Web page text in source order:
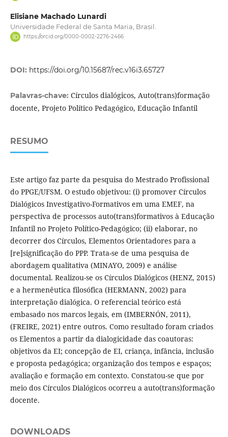
Elisiane Machado Lunardi
Universidade Federal de Santa Maria, Brasil.
https://orcid.org/0000-0002-2276-2466
DOI: https://doi.org/10.15687/rec.v16i3.65727
Palavras-chave: Círculos dialógicos, Auto(trans)formação
docente, Projeto Político Pedagógico, Educação Infantil
RESUMO
Este artigo faz parte da pesquisa do Mestrado Profissional
do PPGE/UFSM. O estudo objetivou: (i) promover Círculos
Dialógicos Investigativo-Formativos em uma EMEF, na
perspectiva de processos auto(trans)formativos à Educação
Infantil no Projeto Político-Pedagógico; (ii) elaborar, no
decorrer dos Círculos, Elementos Orientadores para a
[re]significação do PPP. Trata-se de uma pesquisa de
abordagem qualitativa (MINAYO, 2009) e análise
documental. Realizou-se os Círculos Dialógicos (HENZ, 2015)
e a hermenêutica filosófica (HERMANN, 2002) para
interpretação dialógica. O referencial teórico está
embasado nos marcos legais, em (IMBERNÓN, 2011),
(FREIRE, 2021) entre outros. Como resultado foram criados
os Elementos a partir da dialogicidade das coautoras:
objetivos da EI; concepção de EI, criança, infância, inclusão
e proposta pedagógica; organização dos tempos e espaços;
avaliação e formação em contexto. Constatou-se que por
meio dos Círculos Dialógicos ocorreu a auto(trans)formação
docente.
DOWNLOADS